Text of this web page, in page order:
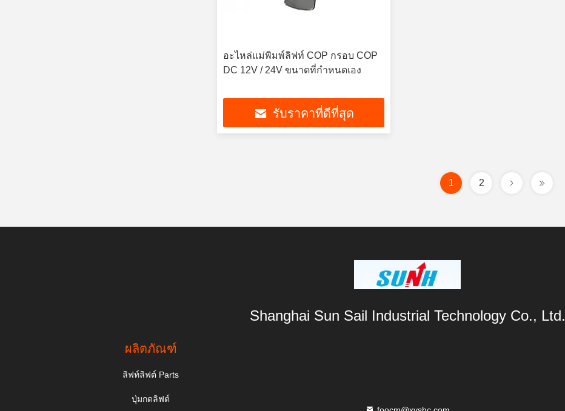
อะไหล่แม่พิมพ์ลิฟท์ COP กรอบ COP
DC 12V / 24V ขนาดที่กำหนดเอง
รับราคาที่ดีที่สุด
1 2
Shanghai Sun Sail Industrial Technology Co., Ltd.
ผลิตภัณฑ์
ลิฟท์ลิฟต์ Parts
ปุ่มกดลิฟต์